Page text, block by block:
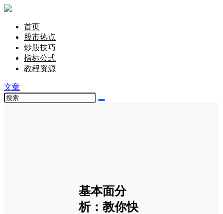
首页
股市热点
炒股技巧
指标公式
教程资源
文章
基本面分
析：教你快